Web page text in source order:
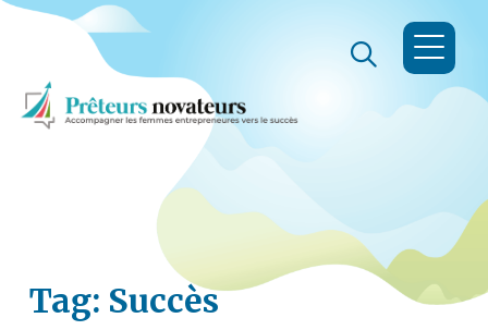
Tag: Succès